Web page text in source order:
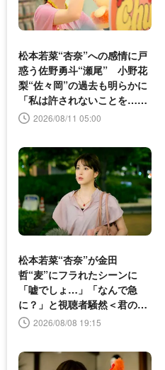
松本若菜“杏奈”への感情に戸
惑う佐野勇斗“瀬尾” 小野花
梨“佐々岡”の過去も明らかに
「私は許されないことを…」
＜君の好きは無敵＞
2026/08/11 05:00
松本若菜“杏奈”が金田
哲“麦”にフラれたシーンに
「嘘でしょ…」「なんで急
に？」と視聴者騒然＜君の好
きは無敵＞
2026/08/08 19:15